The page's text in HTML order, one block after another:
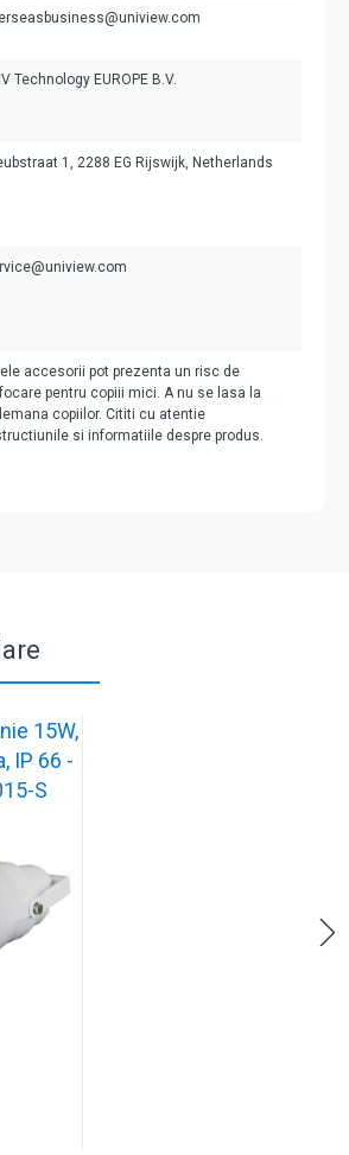
Technology EUROPE B.V.
1, 2288 EG Rijswijk, Netherlands
accesorii pot prezenta un risc de
pentru copiii mici. A nu se lasa la
copiilor. Cititi cu atentie
si informatiile despre produs.
15W,
IP 66 -
S